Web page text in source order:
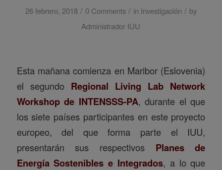
26 febrero, 2018 / 0 Comments / in Investigación / by
Administrador IUU
Esta mañana comienza en Maribor (Eslovenia)
el segundo Regional Living Lab Network
Workshop de INTENSSS-PA, durante el que
los siete países participantes en este proyecto
europeo, del que forma parte el IUU,
presentarán sus respectivos Planes de
Energía Sostenibles e Integrados, a lo que